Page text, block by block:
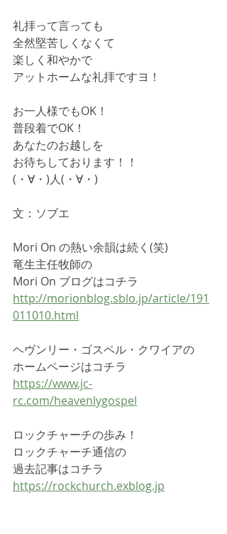
礼拝って言っても
全然堅苦しくなくて
楽しく和やかで
アットホームな礼拝ですヨ！
お一人様でもOK！
普段着でOK！
あなたのお越しを
お待ちしております！！
(・∀・)人(・∀・)
文：ソブエ
Mori On の熱い余韻は続く(笑)
竜生主任牧師の
Mori On ブログはコチラ
http://morionblog.sblo.jp/article/191
011010.html
ヘヴンリー・ゴスペル・クワイアの
ホームページはコチラ
https://www.jc-
rc.com/heavenlygospel
ロックチャーチの歩み！
ロックチャーチ通信の
過去記事はコチラ
https://rockchurch.exblog.jp